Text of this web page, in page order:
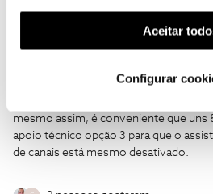
funcionalidade) e adaptar
(cookies de publicidade
utilização dos cookies clicando
Aceitar
Configurar
na box, uma vez que já procedeu à
mesmo assim, é conveniente que uns
apoio técnico opção 3 para que o
de canais está mesmo desativado.